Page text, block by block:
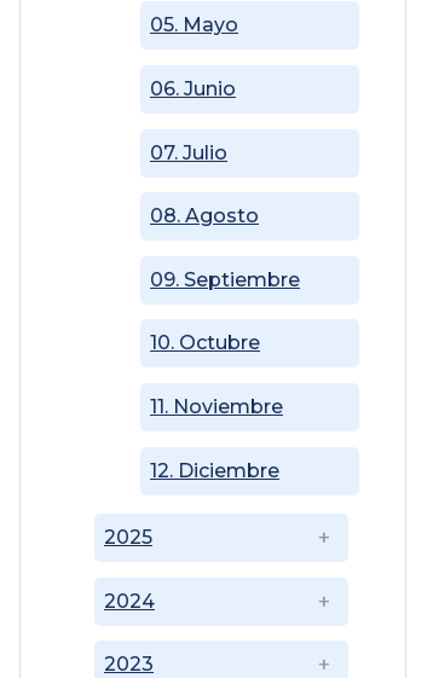
2023
2024
2025
05. Mayo
06. Junio
07. Julio
08. Agosto
09. Septiembre
10. Octubre
11. Noviembre
12. Diciembre